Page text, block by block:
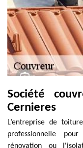
Société
Cernieres
L’entreprise de
professionnelle
rénovation ou